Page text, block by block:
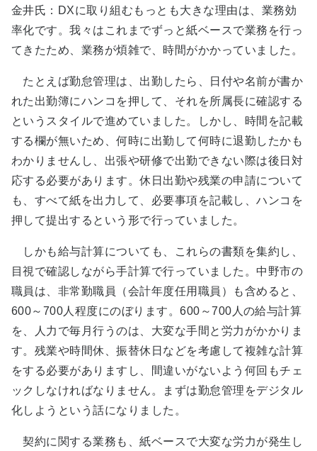
金井氏：DXに取り組むもっとも大きな理由は、業務効
率化です。我々はこれまでずっと紙ベースで業務を行っ
てきたため、業務が煩雑で、時間がかかっていました。
たとえば勤怠管理は、出勤したら、日付や名前が書か
れた出勤簿にハンコを押して、それを所属長に確認する
というスタイルで進めていました。しかし、時間を記載
する欄が無いため、何時に出勤して何時に退勤したかも
わかりませんし、出張や研修で出勤できない際は後日対
応する必要があります。休日出勤や残業の申請について
も、すべて紙を出力して、必要事項を記載し、ハンコを
押して提出するという形で行っていました。
しかも給与計算についても、これらの書類を集約し、
目視で確認しながら手計算で行っていました。中野市の
職員は、非常勤職員（会計年度任用職員）も含めると、
600～700人程度にのぼります。600～700人の給与計算
を、人力で毎月行うのは、大変な手間と労力がかかりま
す。残業や時間休、振替休日などを考慮して複雑な計算
をする必要がありますし、間違いがないよう何回もチェ
ックしなければなりません。まずは勤怠管理をデジタル
化しようという話になりました。
契約に関する業務も、紙ベースで大変な労力が発生し